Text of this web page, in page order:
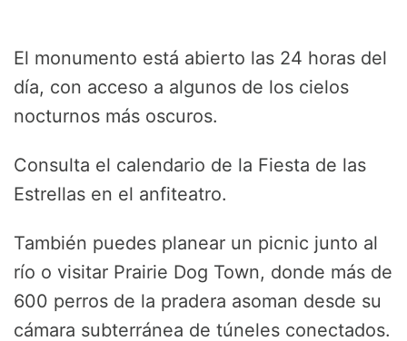
El monumento está abierto las 24 horas del
día, con acceso a algunos de los cielos
nocturnos más oscuros.
Consulta el calendario de la Fiesta de las
Estrellas en el anfiteatro.
También puedes planear un picnic junto al
río o visitar Prairie Dog Town, donde más de
600 perros de la pradera asoman desde su
cámara subterránea de túneles conectados.